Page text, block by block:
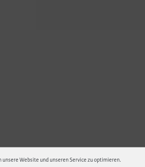
Website und unseren Service zu optimieren.